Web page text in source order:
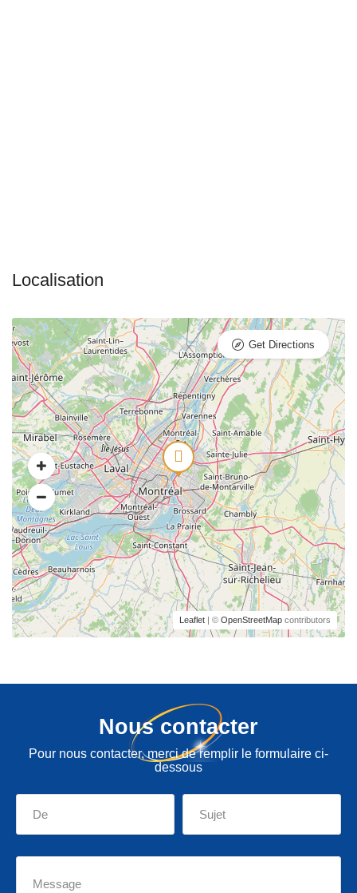
Leaflet | © OpenStreetMap contributors
Get Directions
Nous contacter
Pour nous contacter, merci de remplir le formulaire ci-
dessous